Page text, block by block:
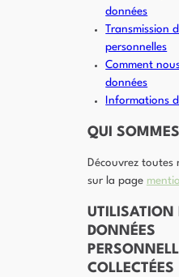
données
Transmission
personnelles
Comment
données
Informations
QUI
Découvrez
sur la page
UTILISATION
DONNÉES
COLLECTÉES